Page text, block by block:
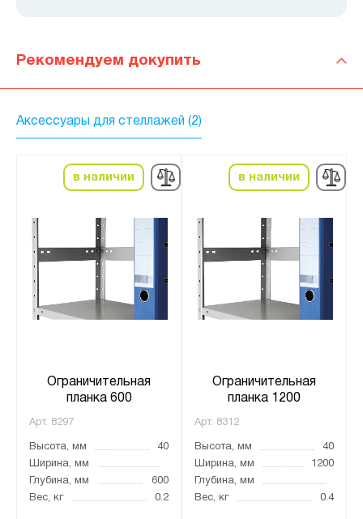
Рекомендуем докупить
Аксессуары для стеллажей (2)
в наличии
Ограничительная
планка 600
Арт. 8297
Высота, мм
40
Ширина, мм
Глубина, мм
600
Вес, кг
0.2
в наличии
Ограничительная
планка 1200
Арт. 8312
Высота, мм
40
Ширина, мм
1200
Глубина, мм
Вес, кг
0.4